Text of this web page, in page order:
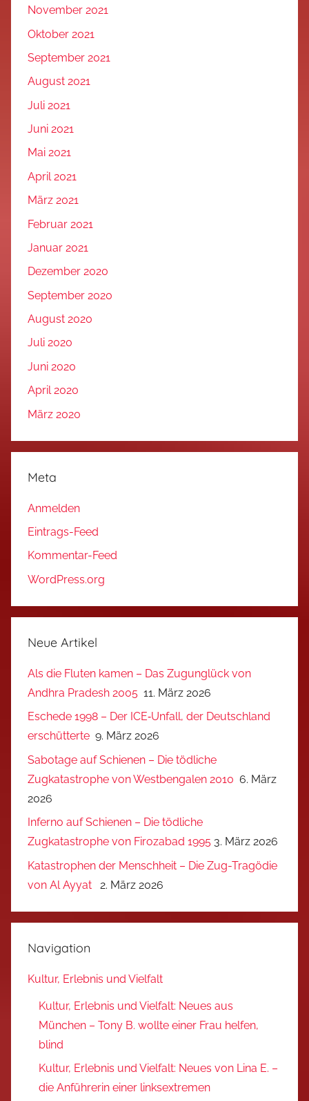
November 2021
Oktober 2021
September 2021
August 2021
Juli 2021
Juni 2021
Mai 2021
April 2021
März 2021
Februar 2021
Januar 2021
Dezember 2020
September 2020
August 2020
Juli 2020
Juni 2020
April 2020
März 2020
Meta
Anmelden
Eintrags-Feed
Kommentar-Feed
WordPress.org
Neue Artikel
Als die Fluten kamen – Das Zugunglück von
Andhra Pradesh 2005 11. März 2026
Eschede 1998 – Der ICE‑Unfall, der Deutschland
erschütterte 9. März 2026
Sabotage auf Schienen – Die tödliche
Zugkatastrophe von Westbengalen 2010 6. März
2026
Inferno auf Schienen – Die tödliche
Zugkatastrophe von Firozabad 1995 3. März 2026
Katastrophen der Menschheit – Die Zug-Tragödie
von Al Ayyat
2. März 2026
Navigation
Kultur, Erlebnis und Vielfalt
Kultur, Erlebnis und Vielfalt: Neues aus
München – Tony B. wollte einer Frau helfen,
blind
Kultur, Erlebnis und Vielfalt: Neues von Lina E. –
die Anführerin einer linksextremen